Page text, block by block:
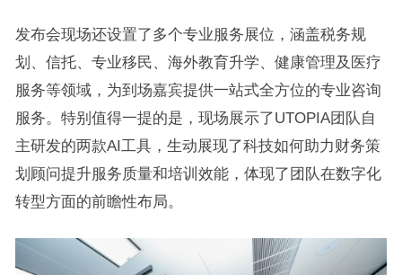
发布会现场还设置了多个专业服务展位，涵盖税务规
划、信托、专业移民、海外教育升学、健康管理及医疗
服务等领域，为到场嘉宾提供一站式全方位的专业咨询
服务。特别值得一提的是，现场展示了UTOPIA团队自
主研发的两款AI工具，生动展现了科技如何助力财务策
划顾问提升服务质量和培训效能，体现了团队在数字化
转型方面的前瞻性布局。